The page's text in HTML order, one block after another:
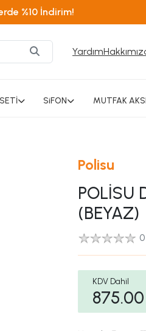
%10 İndirim!
Yardım
SiFON MUTFAK
Polisu
POLİSU
(BEYAZ)
KDV Dahil
875.00